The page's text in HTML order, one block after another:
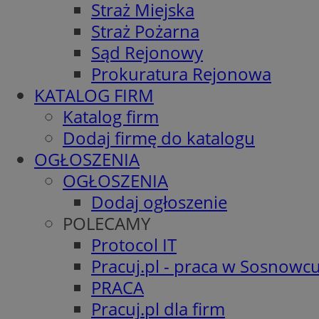
Straż Miejska
Straż Pożarna
Sąd Rejonowy
Prokuratura Rejonowa
KATALOG FIRM
Katalog firm
Dodaj firmę do katalogu
OGŁOSZENIA
OGŁOSZENIA
Dodaj ogłoszenie
POLECAMY
Protocol IT
Pracuj.pl - praca w
PRACA
Pracuj.pl dla firm